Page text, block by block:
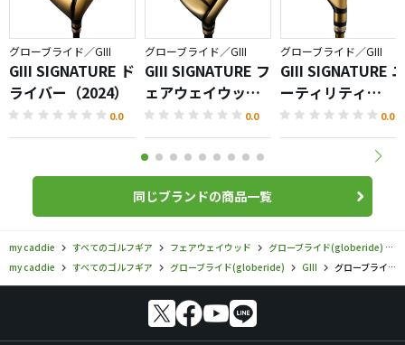
グローブライド／GIII
GIII SIGNATURE ド
ライバー（2024）
0.0
グローブライド／GIII
GIII SIGNATURE フ
ェアウェイウッド
（2024）
0.0
グローブライド／GIII
GIII SIGNATURE ユ
ーティリティ
（2024）
0.0
同じブランドの商品一覧
my caddie すべてのゴルフギア フェアウェイウッド グローブライド(globeride)
my caddie
すべてのゴルフギア グローブライド(globeride) GIII グローブライド／GIII／GIII フェアウェイウッド レディの口コミ評価